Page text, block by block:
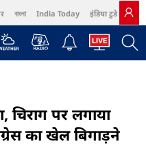
বাংলা India Today इंडिया टुडे हिंदी
Harper's Bazaar Northeast
चिराग पर लगाया
का खेल बिगाड़ने